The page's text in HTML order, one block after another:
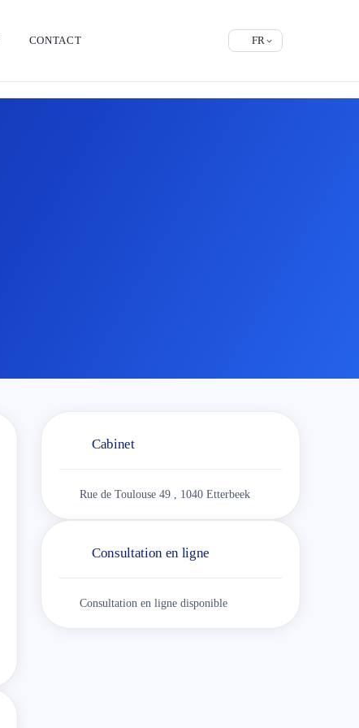
CONTACT FR
Cabinet
Rue de Toulouse 49 , 1040 Etterbeek
Consultation en ligne
Consultation en ligne disponible